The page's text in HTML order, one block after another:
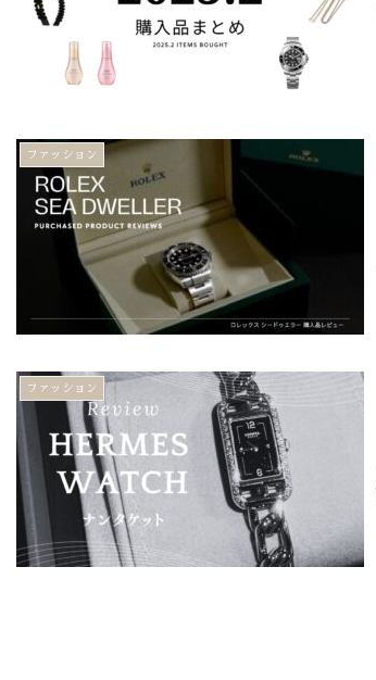
ファッション
ファッション